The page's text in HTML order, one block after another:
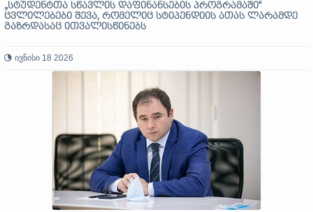
„სტუდენტთა სწავლის დაფინანსების პროგრამაში“
ცვლილებები შევა, რომელიც სტიპენდიის ათას ლარამდე
გაზრდასაც ითვალისწინებს
ივნისი 18 2026